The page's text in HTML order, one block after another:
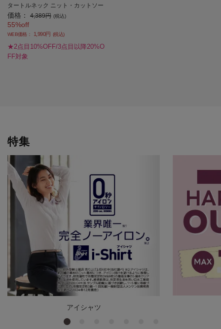
タートルネック ニット・カットソー
長袖 ソフィーチェ 秋冬 【レディー
ス】
価格： 4,389円 (税込)
55%off
WEB価格： 1,990円 (税込)
★2点目10%OFF/3点目以降20%O
FF対象
特集
アイシャツ